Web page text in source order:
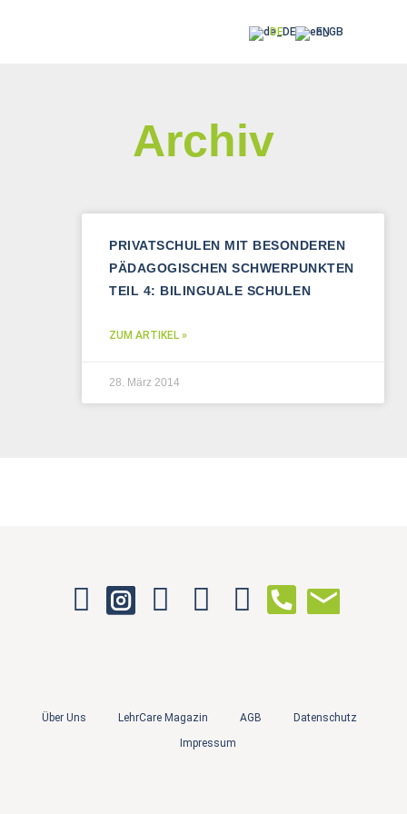
DE EN
Archiv
PRIVATSCHULEN MIT BESONDEREN
PÄDAGOGISCHEN SCHWERPUNKTEN
TEIL 4: BILINGUALE SCHULEN
ZUM ARTIKEL »
28. März 2014
Über Uns LehrCare Magazin AGB
Datenschutz
Impressum